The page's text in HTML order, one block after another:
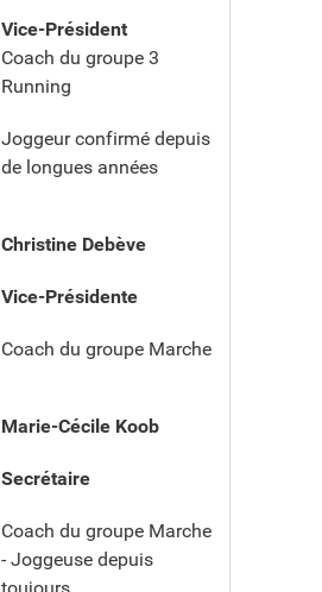
Vice-Président
Coach du groupe 3
Running
Joggeur confirmé depuis
de longues années
Christine Debève
Vice-Présidente
Coach du groupe Marche
Marie-Cécile Koob
Secrétaire
Coach du groupe Marche
- Joggeuse depuis